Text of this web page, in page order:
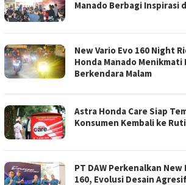
Manado Berbagi
New Vario Evo 160 Night
Honda Manado Menikmati
Berkendara Malam
Astra Honda Care Siap
Konsumen Kembali ke
PT DAW Perkenalkan New
160, Evolusi Desain